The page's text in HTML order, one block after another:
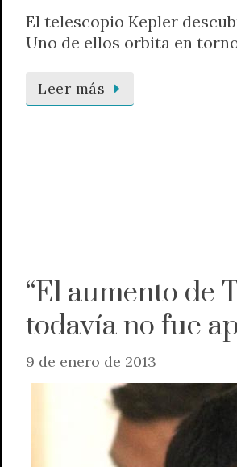
El telescopio Kepler
Uno de ellos orbita en
Leer más
“El aumento de
todavía no fue
9 de enero de 2013